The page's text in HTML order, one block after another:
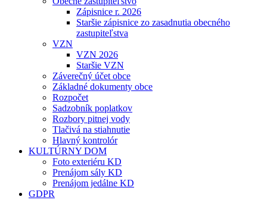
Zápisnice r. 2026
Staršie zápisnice zo zasadnutia obecného
zastupiteľstva
VZN
VZN 2026
Staršie VZN
Záverečný účet obce
Základné dokumenty obce
Rozpočet
Sadzobník poplatkov
Rozbory pitnej vody
Tlačivá na stiahnutie
Hlavný kontrolór
KULTÚRNY DOM
Foto exteriéru KD
Prenájom sály KD
Prenájom jedálne KD
GDPR